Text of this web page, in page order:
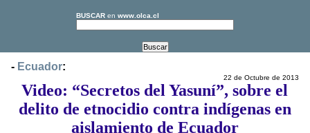
BUSCAR en www.olca.cl
- Ecuador:
22 de Octubre de 2013
Video: “Secretos del Yasuní”, sobre el
delito de etnocidio contra indígenas en
aislamiento de Ecuador